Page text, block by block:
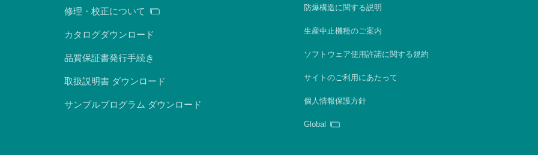
修理・校正について
カタログダウンロード
品質保証書発行手続き
取扱説明書 ダウンロード
サンプルプログラム ダウンロード
防爆構造に関する説明
生産中止機種のご案内
ソフトウェア使用許諾に関する規約
サイトのご利用にあたって
個人情報保護方針
Global